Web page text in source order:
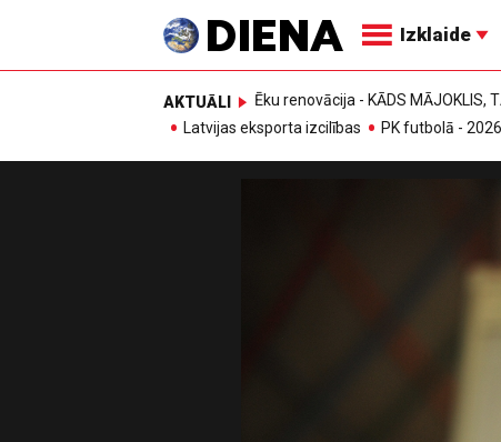
Izklaide
AKTUĀLI Ēku renovācija - KĀDS MĀJOKLIS,
Latvijas eksporta izcilības
PK futbolā - 2026